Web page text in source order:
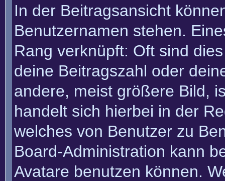
In der Beitragsansicht
Benutzernamen stehen.
Rang verknüpft: Oft sind
deine Beitragszahl oder
andere, meist größere Bild,
handelt sich hierbei in der
welches von Benutzer zu
Board-Administration kann
Avatare benutzen können.